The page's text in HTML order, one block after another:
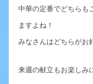
中華の定番でどちらも
ますよね！
みなさんはどちらがお
来週の献立もお楽しみ